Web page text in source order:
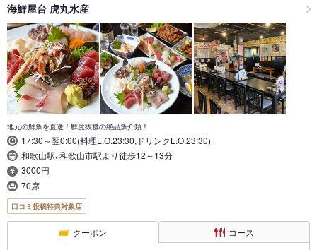
海鮮屋台 虎丸水産
地元の鮮魚を直送！鮮度抜群の絶品魚介類！
17:30～翌0:00(料理L.O.23:30,ドリンクL.O.23:30)
和歌山駅､和歌山市駅より徒歩12～13分
3000円
70席
口コミ投稿特典対象店
クーポン コース